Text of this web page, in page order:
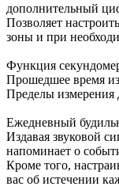
дополнительный
Позволяет
зоны и при
Функция
Прошедшее время
Пределы измерения
Ежедневный
Издавая звуковой
напоминает о
Кроме того,
вас об истечении